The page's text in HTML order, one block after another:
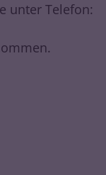
unter Telefon: